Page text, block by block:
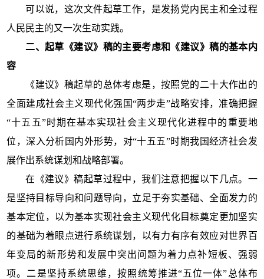
可以说，这次文件起草工作，是发扬党内民主和全过程
人民民主的又一次生动实践。
二、起草《建议》稿的主要考虑和《建议》稿的基本内
容
《建议》稿起草的总体考虑是，按照党的二十大作出的
全面建成社会主义现代化强国“两步走”战略安排，准确把握
“十五五”时期在基本实现社会主义现代化进程中的重要地
位，深入分析国内外形势，对“十五五”时期我国经济社会发
展作出系统谋划和战略部署。
在《建议》稿起草过程中，我们注意把握以下几点。一
是坚持目标导向和问题导向，立足于夯实基础、全面发力的
基本定位，以为基本实现社会主义现代化目标奠定更加坚实
的基础为着眼点进行系统谋划，以有力有序有效应对世界百
年变局的新形势和发展中突出问题为着力点补短板、强弱
项。二是坚持系统思维，按照统筹推进“五位一体”总体布